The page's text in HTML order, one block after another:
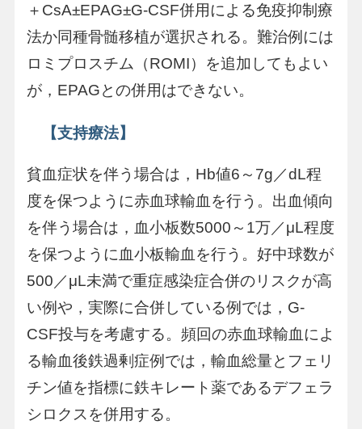
＋CsA±EPAG±G-CSF併用による免疫抑制療
法か同種骨髄移植が選択される。難治例には
ロミプロスチム（ROMI）を追加してもよい
が，EPAGとの併用はできない。
【支持療法】
貧血症状を伴う場合は，Hb値6～7g／dL程
度を保つように赤血球輸血を行う。出血傾向
を伴う場合は，血小板数5000～1万／μL程度
を保つように血小板輸血を行う。好中球数が
500／μL未満で重症感染症合併のリスクが高
い例や，実際に合併している例では，G-
CSF投与を考慮する。頻回の赤血球輸血によ
る輸血後鉄過剰症例では，輸血総量とフェリ
チン値を指標に鉄キレート薬であるデフェラ
シロクスを併用する。